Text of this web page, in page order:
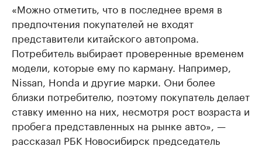
«Можно отметить, что в последнее время в
предпочтения покупателей не входят
представители китайского автопрома.
Потребитель выбирает проверенные временем
модели, которые ему по карману. Например,
Nissan, Honda и другие марки. Они более
близки потребителю, поэтому покупатель делает
ставку именно на них, несмотря рост возраста и
пробега представленных на рынке авто», —
рассказал РБК Новосибирск председатель